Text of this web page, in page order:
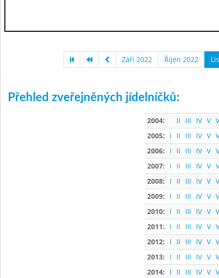
Září 2022 Říjen 2022
Přehled zveřejněných jídelníčků:
2004: II III IV V
2005:
I II III IV V
2006:
I II III IV V
2007:
I II III IV V
2008:
I II III IV V
2009:
I II III IV V
2010:
I II III IV V
2011:
I II III IV V
2012:
I II III IV V
2013:
I II III IV V
2014:
I II III IV V